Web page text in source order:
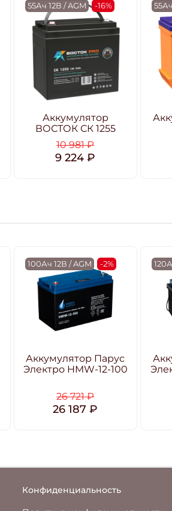
55Ач 12В / AGM -16%
Аккумулятор
ВОСТОК СК 1255
10 981 ₽
9 224 ₽
100Ач 12В / AGM -2%
Аккумулятор Парус
Электро HMW-12-100
26 721 ₽
26 187 ₽
Конфиденциальность